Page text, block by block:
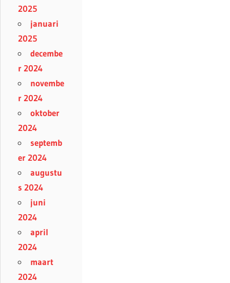
2025
januari
2025
decembe
r 2024
novembe
r 2024
oktober
2024
septemb
er 2024
augustu
s 2024
juni
2024
april
2024
maart
2024